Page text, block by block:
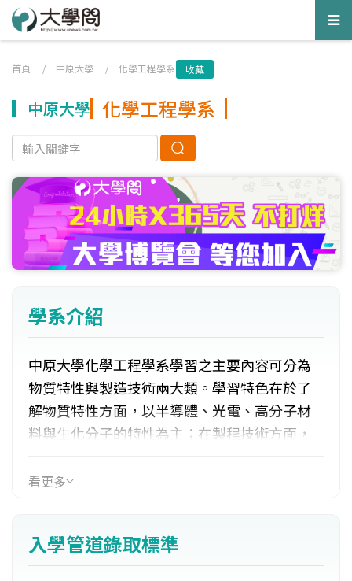
首頁 / 中原大學 / 化學工程學系 收藏
中原大學 化學工程學系
學系介紹
中原大學化學工程學系學習之主要內容可分為
物質特性與製造技術兩大類。學習特色在於了
解物質特性方面，以半導體、光電、高分子材
料與生化分子的特性為主；在製程技術方面，
科技的學習為主，並設計材料、生物、環境與
經濟評估，就業領域廣泛，從傳統產業至科技
產業，具有多元的發展空間。
看更多
入學管道錄取標準